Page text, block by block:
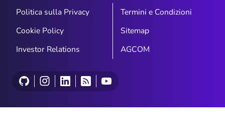
Politica sulla Privacy
Termini e Condizioni
Cookie Policy
Sitemap
Investor Relations
AGCOM